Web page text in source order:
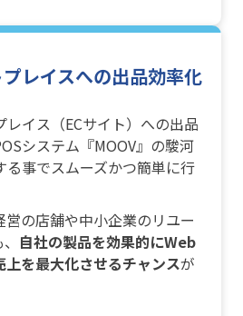
レイスへの出品効率化
イス（ECサイト）への出品
システム『MOOV』の駿河
る事でスムーズかつ簡単に行
営の店舗や中小企業のリユー
自社の製品を効果的にWeb
を最大化させるチャンスが